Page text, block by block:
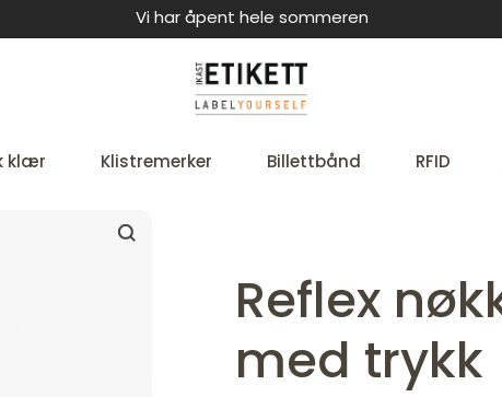
Vi har åpent hele sommeren
klær Klistremerker Billettbånd RFID
Reflex
med trykk